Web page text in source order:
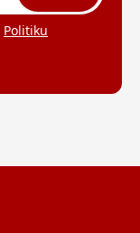
Politiku